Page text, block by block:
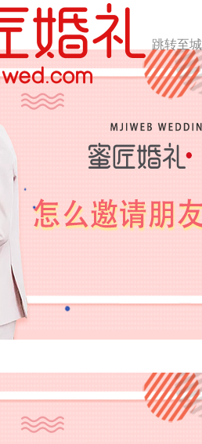
跳转至城